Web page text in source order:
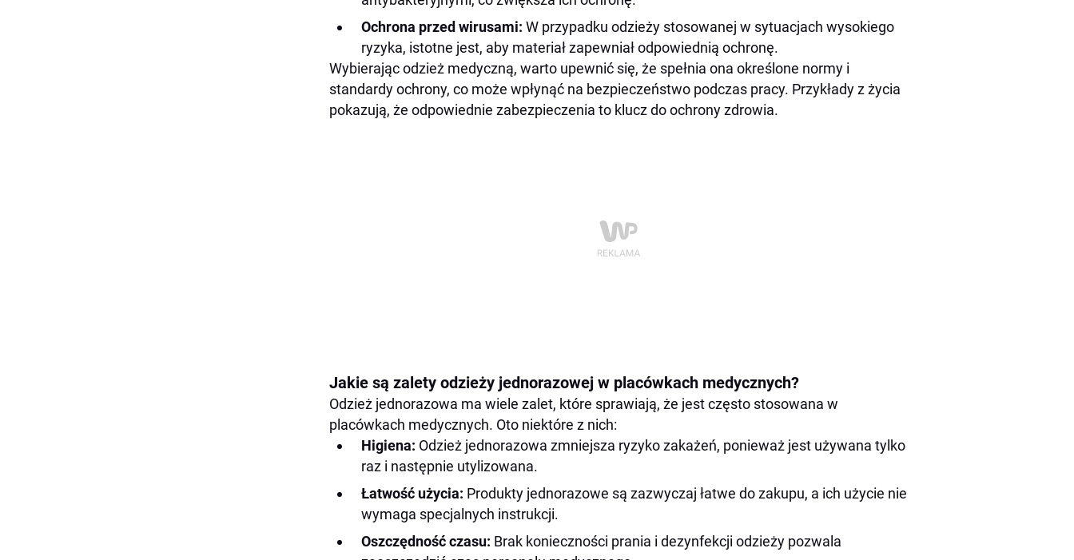
Ochrona przed wirusami: W przypadku odzieży stosowanej w sytuacjach wysokiego
ryzyka, istotne jest, aby materiał zapewniał odpowiednią ochronę.
Wybierając odzież medyczną, warto upewnić się, że spełnia ona określone normy i
standardy ochrony, co może wpłynąć na bezpieczeństwo podczas pracy. Przykłady z życia
pokazują, że odpowiednie zabezpieczenia to klucz do ochrony zdrowia.
Jakie są zalety odzieży jednorazowej w placówkach medycznych?
Odzież jednorazowa ma wiele zalet, które sprawiają, że jest często stosowana w
placówkach medycznych. Oto niektóre z nich:
Higiena: Odzież jednorazowa zmniejsza ryzyko zakażeń, ponieważ jest używana tylko
raz i następnie utylizowana.
Łatwość użycia: Produkty jednorazowe są zazwyczaj łatwe do zakupu, a ich użycie nie
wymaga specjalnych instrukcji.
Oszczędność czasu: Brak konieczności prania i dezynfekcji odzieży pozwala